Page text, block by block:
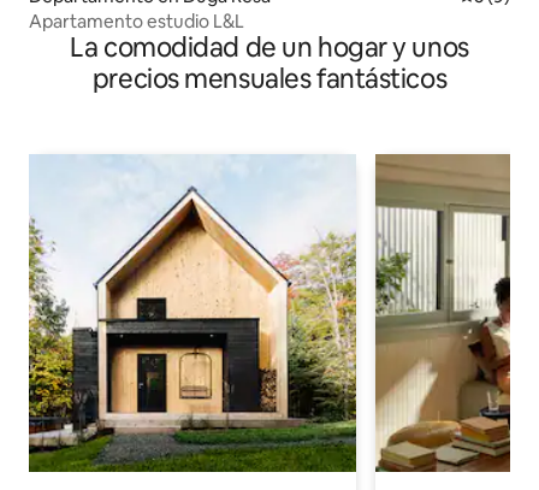
Apartamento estudio L&L
La comodidad de un hogar y unos
precios mensuales fantásticos